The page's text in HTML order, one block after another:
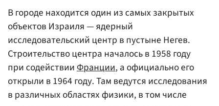
В городе находится один из самых закрытых
объектов Израиля — ядерный
исследовательский центр в пустыне Негев.
Строительство центра началось в 1958 году
при содействииФранции, а официально его
открыли в 1964 году. Там ведутся исследования
в различных областях физики, в том числе